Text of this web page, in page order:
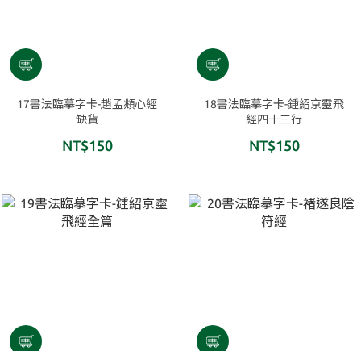
17書法臨摹字卡-趙孟頫心經
缺貨
NT$150
18書法臨摹字卡-鍾紹京靈飛
經四十三行
NT$150